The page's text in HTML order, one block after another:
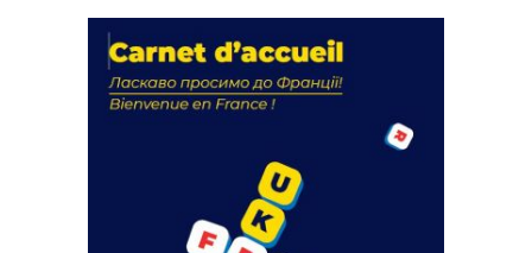
actions
18 septembre 2023
FEUILLETER